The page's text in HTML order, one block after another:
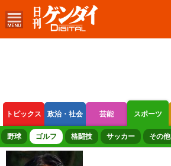
トピックス 政治・社会 芸能 スポーツ
ボートレース 競輪 オートレース
野球 ゴルフ 格闘技 サッカー その他